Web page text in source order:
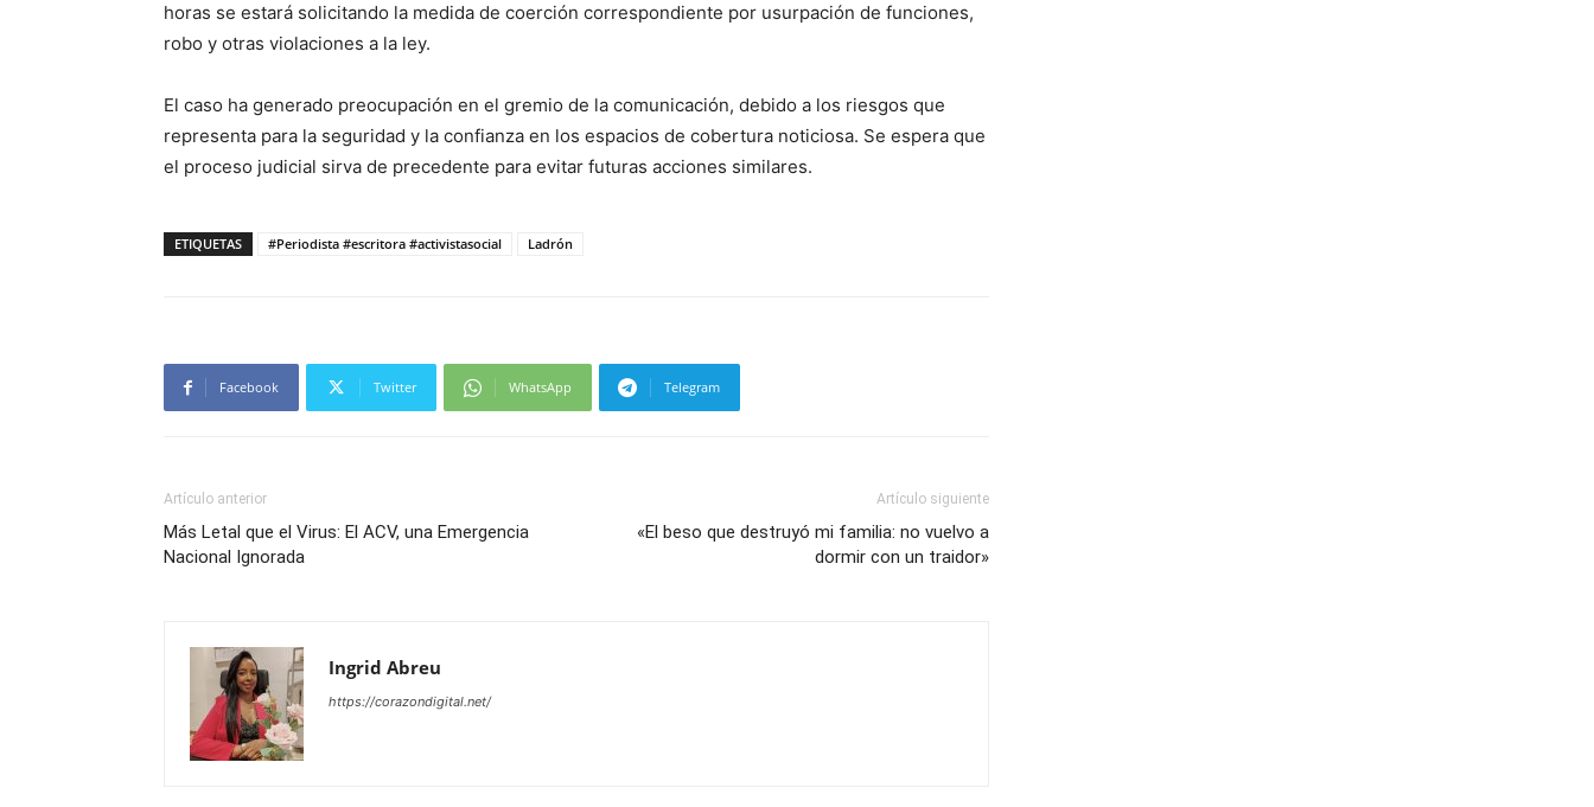
horas se estará solicitando la medida de coerción correspondiente por usurpación de funciones,
robo y otras violaciones a la ley.
El caso ha generado preocupación en el gremio de la comunicación, debido a los riesgos que
representa para la seguridad y la confianza en los espacios de cobertura noticiosa. Se espera que
el proceso judicial sirva de precedente para evitar futuras acciones similares.
ETIQUETAS #Periodista #escritora #activistasocial Ladrón
Facebook Twitter WhatsApp Telegram
Artículo anterior
Más Letal que el Virus: El ACV, una Emergencia
Nacional Ignorada
Artículo siguiente
«El beso que destruyó mi familia: no vuelvo a
dormir con un traidor»
Ingrid Abreu
https://corazondigital.net/